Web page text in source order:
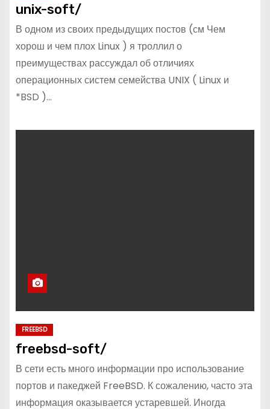
unix-soft/
В одном из своих предыдущих постов (см Чем
хорош и чем плох Linux ) я троллил о
преимуществах рассуждал об отличиях
операционных систем семейства UNIX ( Linux и
*BSD )…
FREEBSD
freebsd-soft/
В сети есть много информации про использование
портов и пакеджей FreeBSD. К сожалению, часто эта
информация оказывается устаревшей. Иногда